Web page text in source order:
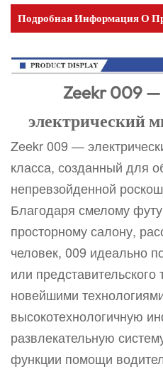
Подробная Информация О
Zeekr 009
электрический
Zeekr 009 —
класса, созданный для
непревзойденной
Благодаря смелому
просторному салону,
человек, 009 идеально
или
новейшими
высокотехнологичную
развлекательную
функции помощи